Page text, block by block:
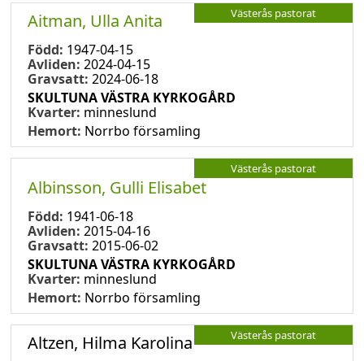
Västerås pastorat
Aitman, Ulla Anita
Född: 1947-04-15
Avliden: 2024-04-15
Gravsatt: 2024-06-18
SKULTUNA VÄSTRA KYRKOGÅRD
Kvarter: minneslund
Hemort: Norrbo församling
Västerås pastorat
Albinsson, Gulli Elisabet
Född: 1941-06-18
Avliden: 2015-04-16
Gravsatt: 2015-06-02
SKULTUNA VÄSTRA KYRKOGÅRD
Kvarter: minneslund
Hemort: Norrbo församling
Västerås pastorat
Altzen, Hilma Karolina